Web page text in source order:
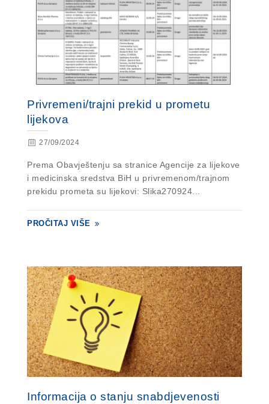
Privremeni/trajni prekid u prometu
lijekova
27/09/2024
Prema Obavještenju sa stranice Agencije za lijekove
i medicinska sredstva BiH u privremenom/trajnom
prekidu prometa su lijekovi: Slika270924...
PROČITAJ VIŠE
Informacija o stanju snabdjevenosti